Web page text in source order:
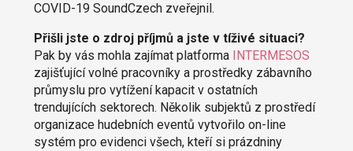
COVID-19 SoundCzech zveřejnil.
Přišli jste o zdroj příjmů a jste v tíživé situaci?
Pak by vás mohla zajímat platformaINTERMESOS
zajišťující volné pracovníky a prostředky zábavního
průmyslu pro vytížení kapacit v ostatních
trendujících sektorech. Několik subjektů z prostředí
organizace hudebních eventů vytvořilo on-line
systém pro evidenci všech, kteří si prázdniny